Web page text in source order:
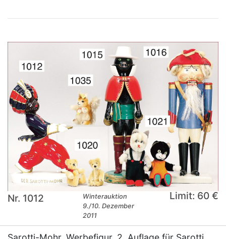
Nr. 1012
Winterauktion
9./10. Dezember
2011
Limit: 60 €